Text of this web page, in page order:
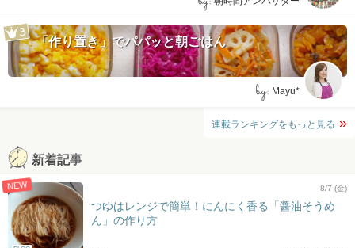
「作り置き」でパパッと朝ごはん
by: Mayu*
連載ランキングをもっと見る
新着記事
NEW 8/7 (金)
つゆはレンジで簡単！にんにく香る「醤油そうめ
ん」の作り方